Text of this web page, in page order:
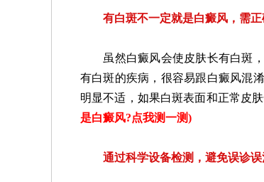
有白斑不一定就是白癜风，需正
虽然白癜风会使皮肤长有白斑，
有白斑的疾病，很容易跟白癜风混
明显不适，如果白斑表面和正常皮
是白癜风?点我测一测)
通过科学设备检测，避免误诊误